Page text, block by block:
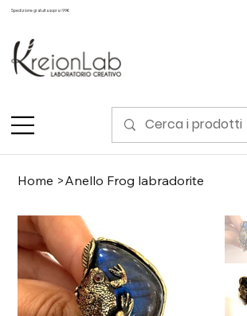
Spedizione gratuita sopra i 99€
Home >Anello Frog labradorite